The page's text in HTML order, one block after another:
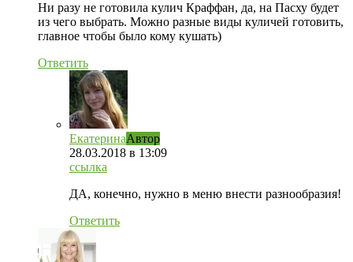
Ни разу не готовила кулич Краффан, да, на Пасху будет
из чего выбрать. Можно разные виды куличей готовить,
главное чтобы было кому кушать)
Ответить
ЕкатеринаАвтор
28.03.2018 в 13:09
ссылка
ДА, конечно, нужно в меню внести разнообразия!
Ответить